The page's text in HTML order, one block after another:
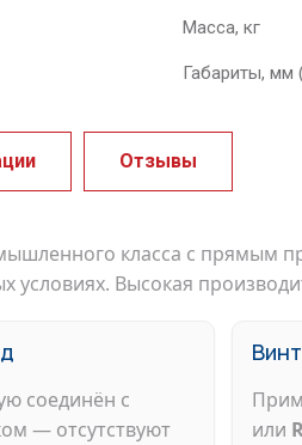
Масса, кг
Габариты,
Отзывы
класса с прямым
условиях. Высокая
соединён с
— отсутствуют
или